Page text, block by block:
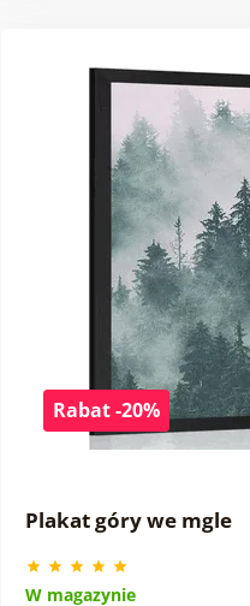
Rabat -20%
Plakat góry we mgle
W magazynie